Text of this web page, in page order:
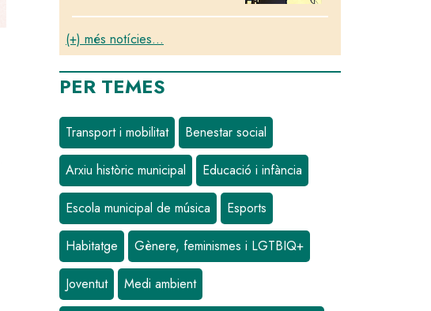
(+) més notícies...
PER TEMES
Transport i mobilitat Benestar social
Arxiu històric municipal Educació i infància
Escola municipal de música Esports
Habitatge Gènere, feminismes i LGTBIQ+
Joventut Medi ambient